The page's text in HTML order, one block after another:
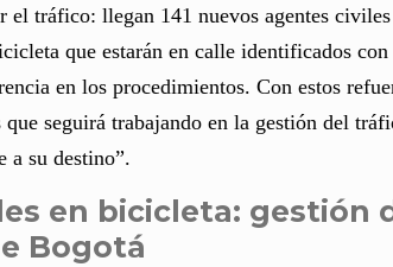
el tráfico: llegan 141 nuevos agentes
que estarán en calle identificados
en los procedimientos. Con estos
que seguirá trabajando en la gestión del
a su destino”.
en bicicleta: gestión
Bogotá